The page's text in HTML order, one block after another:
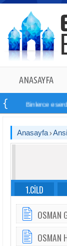
ANASAYFA
Binlerce eserden
Anasayfa
1.CİLD
OSMAN
OSMAN